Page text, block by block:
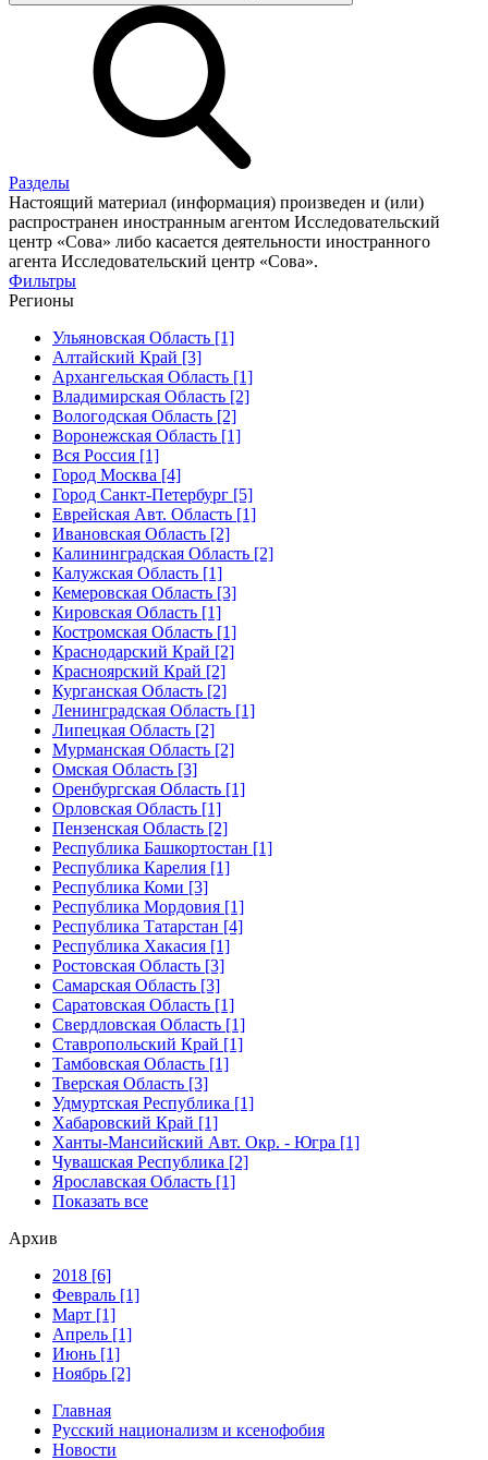
Разделы
Настоящий материал (информация) произведен и (или)
распространен иностранным агентом Исследовательский
центр «Сова» либо касается деятельности иностранного
агента Исследовательский центр «Сова».
Фильтры
Регионы
Ульяновская Область [1]
Алтайский Край [3]
Архангельская Область [1]
Владимирская Область [2]
Вологодская Область [2]
Воронежская Область [1]
Вся Россия [1]
Город Москва [4]
Город Санкт-Петербург [5]
Еврейская Авт. Область [1]
Ивановская Область [2]
Калининградская Область [2]
Калужская Область [1]
Кемеровская Область [3]
Кировская Область [1]
Костромская Область [1]
Краснодарский Край [2]
Красноярский Край [2]
Курганская Область [2]
Ленинградская Область [1]
Липецкая Область [2]
Мурманская Область [2]
Омская Область [3]
Оренбургская Область [1]
Орловская Область [1]
Пензенская Область [2]
Республика Башкортостан [1]
Республика Карелия [1]
Республика Коми [3]
Республика Мордовия [1]
Республика Татарстан [4]
Республика Хакасия [1]
Ростовская Область [3]
Самарская Область [3]
Саратовская Область [1]
Свердловская Область [1]
Ставропольский Край [1]
Тамбовская Область [1]
Тверская Область [3]
Удмуртская Республика [1]
Хабаровский Край [1]
Ханты-Мансийский Авт. Окр. - Югра [1]
Чувашская Республика [2]
Ярославская Область [1]
Показать все
Архив
2018 [6]
Февраль [1]
Март [1]
Апрель [1]
Июнь [1]
Ноябрь [2]
Главная
Русский национализм и ксенофобия
Новости